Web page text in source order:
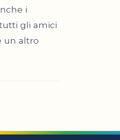
i
gli amici
un altro